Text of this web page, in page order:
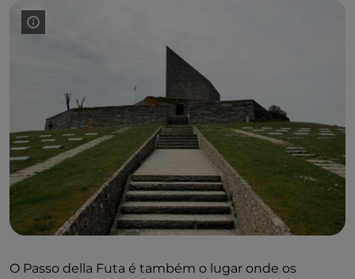
O Passo della Futa é também o lugar onde os